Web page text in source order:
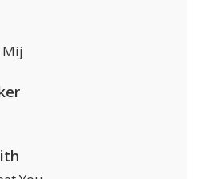
Mij